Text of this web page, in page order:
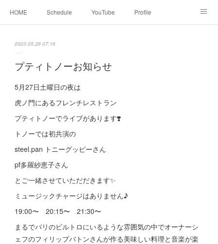
HOME Schedule YouTube Profile
2023.05.26 07:16
プティトノーお知らせ
5月27日土曜日の夜は
虎ノ門にあるフレンチレストラン
プティトノーでライブがあります❣️
トノーでは初共演の
steel.pan トニーグッピーさん
pf多羅紗恵子さん
とご一緒させていただだきます✨
ミュージックチャージはありません♪
19:00〜 20:15〜 21:30〜
まるでパリのビルトロにいるような雰囲気の中でオーナーシ
ェフのフィリップバトンさんが作る美味しい料理と音楽が楽